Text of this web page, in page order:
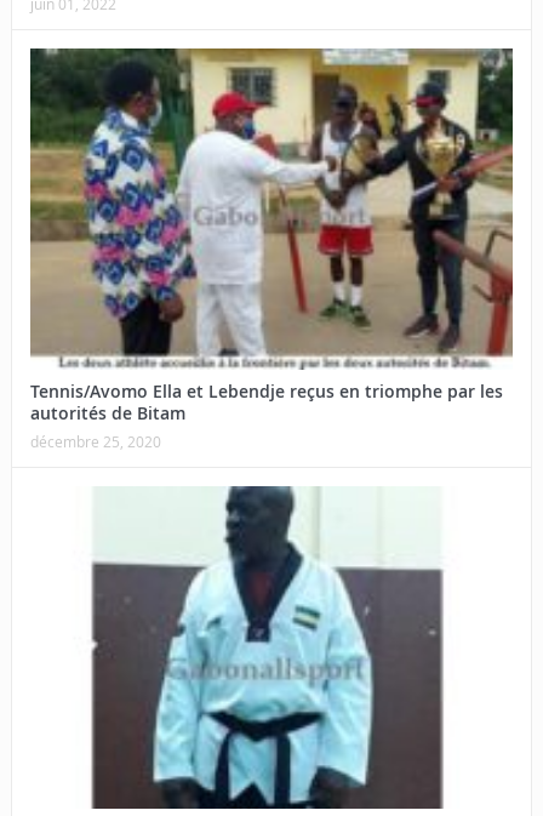
Tennis/Avomo Ella et Lebendje reçus en triomphe par les
autorités de Bitam
décembre 25, 2020